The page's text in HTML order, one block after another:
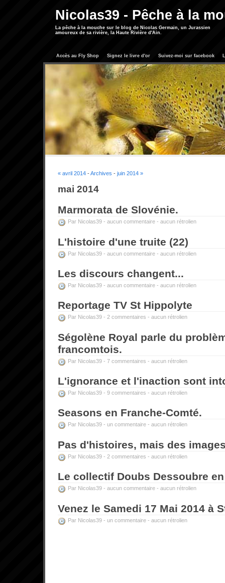
Nicolas39 - Pêche à la
La pêche à la mouche sur le blog de Nicolas Germain, un Jurassien
amoureux de sa rivière, la Haute Rivière d'Ain.
Accès au Fly Shop Signez le livre d'or Suivez-moi sur facebook
« avril 2014 -Archives - juin 2014 »
mai 2014
Marmorata de Slovénie.
Par Nicolas39 - aucun commentaire - aucun rétrolien
L'histoire d'une truite (22)
Par Nicolas39 - aucun commentaire - aucun rétrolien
Les discours changent...
Par Nicolas39 - aucun commentaire - aucun rétrolien
Reportage TV St Hippolyte
Par Nicolas39 - 2 commentaires - aucun rétrolien
Ségolène Royal parle du
francomtois.
Par Nicolas39 - 7 commentaires - aucun rétrolien
L'ignorance et l'inaction sont
Par Nicolas39 - 9 commentaires - aucun rétrolien
Seasons en Franche-Comté.
Par Nicolas39 - un commentaire - aucun rétrolien
Pas d'histoires, mais des
Par Nicolas39 - 2 commentaires - aucun rétrolien
Le collectif Doubs Dessoubre
Par Nicolas39 - aucun commentaire - aucun rétrolien
Venez le Samedi 17 Mai 2014 à
Par Nicolas39 - un commentaire - aucun rétrolien